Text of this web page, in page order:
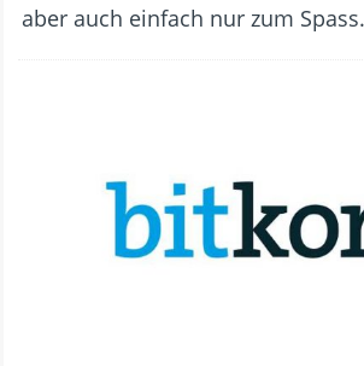
aber auch einfach nur zum Spass.